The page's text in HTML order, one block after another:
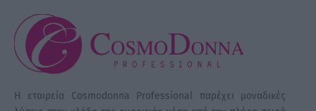
Η εταιρεία Cosmodonna Professional παρέχει μοναδικές